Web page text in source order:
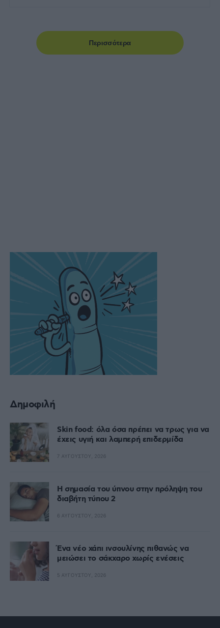
Περισσότερα
Δημοφιλή
Skin food: όλα όσα πρέπει να τρως για να
έχεις υγιή και λαμπερή επιδερμίδα
7 ΑΥΓΟΎΣΤΟΥ, 2026
Η σημασία του ύπνου στην πρόληψη του
διαβήτη τύπου 2
6 ΑΥΓΟΎΣΤΟΥ, 2026
Ένα νέο χάπι ινσουλίνης πιθανώς να
μειώσει το σάκχαρο χωρίς ενέσεις
5 ΑΥΓΟΎΣΤΟΥ, 2026